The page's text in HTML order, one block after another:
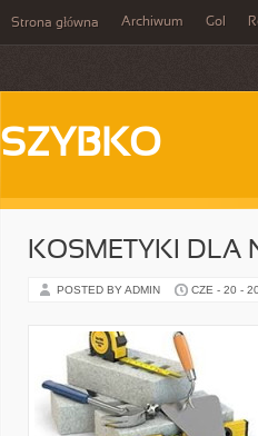
Strona główna Archiwum Gol
SZYBKO
KOSMETYKI DLA
POSTED BY ADMIN CZE - 20 -